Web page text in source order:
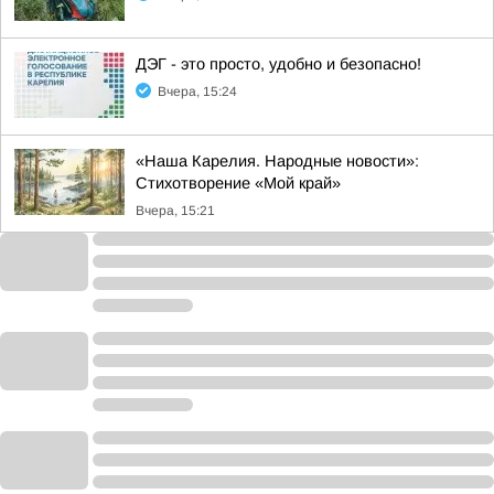
ДЭГ - это просто, удобно и безопасно!
Вчера, 15:24
«Наша Карелия. Народные новости»:
Стихотворение «Мой край»
Вчера, 15:21